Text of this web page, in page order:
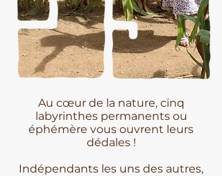
Au cœur de la nature, cinq
labyrinthes permanents ou
éphémère vous ouvrent leurs
dédales !
Indépendants les uns des autres,